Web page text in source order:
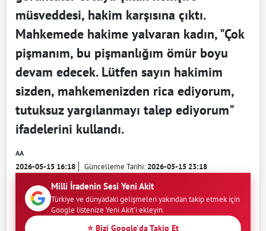
müsveddesi, hakim karşısına çıktı.
Mahkemede hakime yalvaran kadın, "Çok
pişmanım, bu pişmanlığım ömür boyu
devam edecek. Lütfen sayın hakimim
sizden, mahkemenizden rica ediyorum,
tutuksuz yargılanmayı talep ediyorum"
ifadelerini kullandı.
AA
2026-05-15 16:18 Güncelleme Tarihi:2026-05-15 23:18
Milli İradenin Sesi Yeni Akit
Türkiye ve dünyadaki gelişmeleri yakından takip etmek için
Google listenize Yeni Akit'i ekleyin.
⭐ Bizi Google'da Takip Et